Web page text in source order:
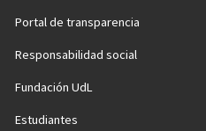
Portal de transparencia
Responsabilidad social
Fundación UdL
Estudiantes